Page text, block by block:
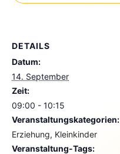
DETAILS
Datum:
14. September
Zeit:
09:00 - 10:15
Veranstaltungskategorien:
Erziehung, Kleinkinder
Veranstaltung-Tags: